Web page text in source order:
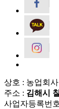
상호 : 농업회
주소 : 김해시
사업자등록번